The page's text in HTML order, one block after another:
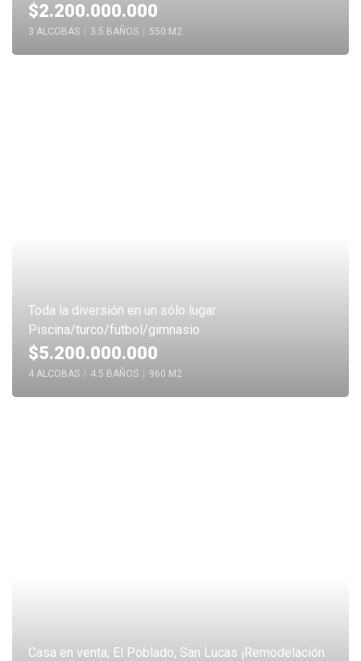
$2.200.000.000
3 ALCOBAS 3.5 BAÑOS 550 M2
Toda la diversión en un sólo lugar.
Piscina/turco/futbol/gimnasio
$5.200.000.000
4 ALCOBAS 4.5 BAÑOS 960 M2
Casa en venta, El Poblado, San Lucas ¡Remodelación